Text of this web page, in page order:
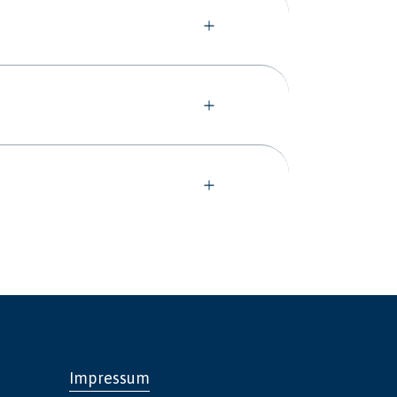
Impressum